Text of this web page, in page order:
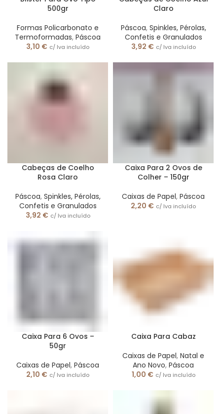
500gr
Formas Policarbonato e
Termoformadas, Páscoa
3,10 € c/ Iva incluído
Claro
Páscoa, Spinkles, Pérolas,
Confetis e Granulados
3,92 € c/ Iva incluído
Cabeças de Coelho
Rosa Claro
Páscoa, Spinkles, Pérolas,
Confetis e Granulados
3,92 € c/ Iva incluído
Caixa Para 2 Ovos de
Colher – 150gr
Caixas de Papel, Páscoa
2,20 € c/ Iva incluído
Caixa Para 6 Ovos –
50gr
Caixas de Papel, Páscoa
2,10 € c/ Iva incluído
Caixa Para Cabaz
Caixas de Papel, Natal e
Ano Novo, Páscoa
1,00 € c/ Iva incluído